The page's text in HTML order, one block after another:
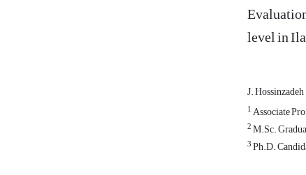
level in
J. Hossinzadeh
1Associate
2M.Sc.
3Ph.D.